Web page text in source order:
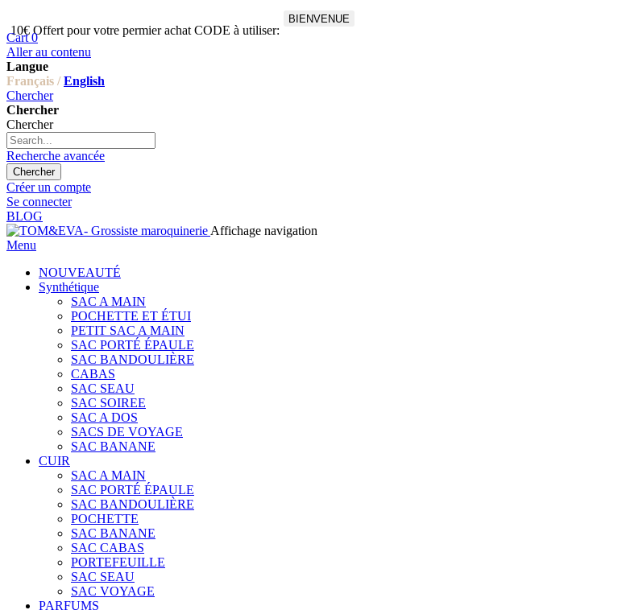
10€ Offert pour votre permier achat CODE à utiliser:
BIENVENUE
Cart 0
Aller au contenu
Langue
Français / English
Chercher
Chercher
Chercher
Recherche avancée
Chercher
Créer un compte
Se connecter
BLOG
Affichage navigation
Menu
NOUVEAUTÉ
Synthétique
SAC A MAIN
POCHETTE ET ÉTUI
PETIT SAC A MAIN
SAC PORTÉ ÉPAULE
SAC BANDOULIÈRE
CABAS
SAC SEAU
SAC SOIREE
SAC A DOS
SACS DE VOYAGE
SAC BANANE
CUIR
SAC A MAIN
SAC PORTÉ ÉPAULE
SAC BANDOULIÈRE
POCHETTE
SAC BANANE
SAC CABAS
PORTEFEUILLE
SAC SEAU
SAC VOYAGE
PARFUMS